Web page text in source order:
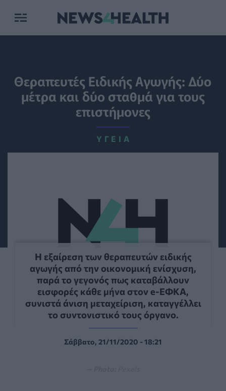
Θεραπευτές Ειδικής Αγωγής: Δύο
μέτρα και δύο σταθμά για τους
επιστήμονες
ΥΓΕΊΑ
Η εξαίρεση των θεραπευτών ειδικής
αγωγής από την οικονομική ενίσχυση,
παρά το γεγονός πως καταβάλλουν
εισφορές κάθε μήνα στον e-EΦΚΑ,
συνιστά άνιση μεταχείριση, καταγγέλλει
το συντονιστικό τους όργανο.
Σάββατο, 21/11/2020 - 18:21